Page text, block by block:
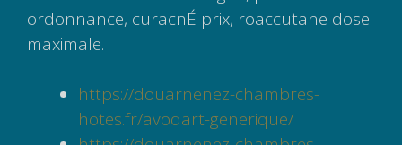
ordonnance, curacnÉ prix, roaccutane dose
maximale.
https://douarnenez-chambres-
hotes.fr/avodart-generique/